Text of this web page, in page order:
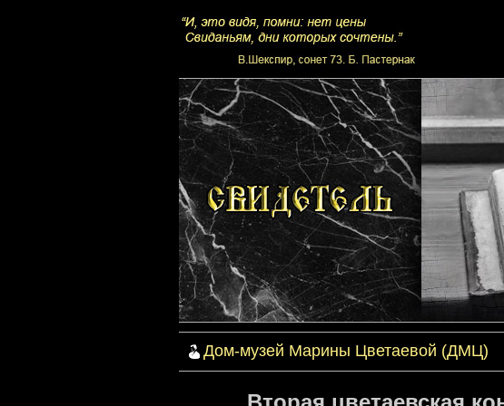
Дом-музей Марины Цветаевой (ДМЦ)